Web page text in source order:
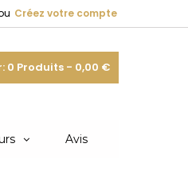
Créez votre compte
0 Produits - 0,00 €
Avis